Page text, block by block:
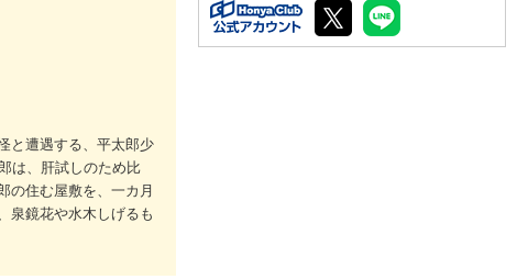
と遭遇する、平太郎少
は、肝試しのため比
の住む屋敷を、一カ月
泉鏡花や水木しげるも